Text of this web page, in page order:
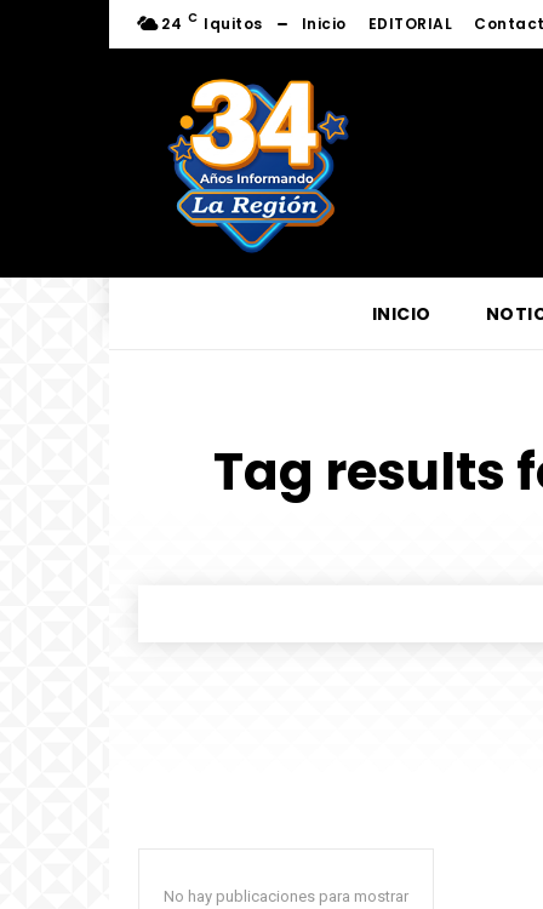
24 C Iquitos Inicio EDITORIAL
INICIO
Tag results
No hay publicaciones para mostrar